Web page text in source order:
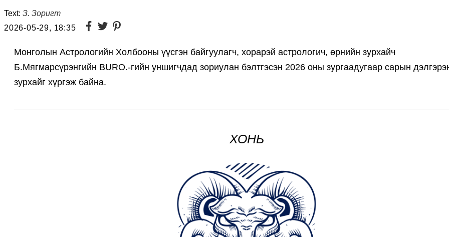
Text: З. Зоригт
2026-05-29, 18:35
Монголын Астрологийн Холбооны үүсгэн байгуулагч, хорарэй астрологич, өрнийн зурхайч
Б.Мягмарсүрэнгийн BURO.-гийн уншигчдад зориулан бэлтгэсэн 2026 оны зургаадугаар сарын
зурхайг хүргэж байна.
ХОНЬ